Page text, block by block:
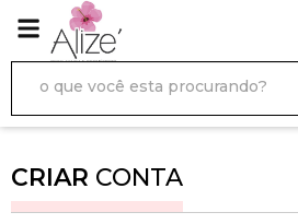
CRIAR CONTA